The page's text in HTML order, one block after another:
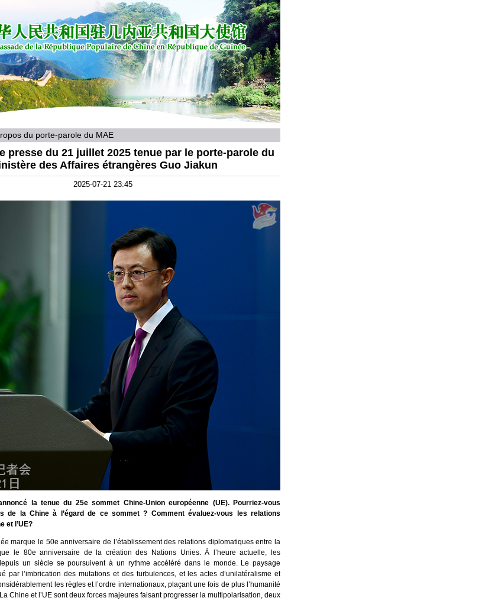
du porte-parole du MAE
presse du 21 juillet 2025 tenue par le porte-parole du
des Affaires étrangères Guo Jiakun
2025-07-21 23:45
la tenue du 25e sommet Chine-Union européenne (UE). Pourriez-vous
de la Chine à l’égard de ce sommet ? Comment évaluez-vous les relations
et l’UE?
marque le 50e anniversaire de l’établissement des relations diplomatiques entre la
le 80e anniversaire de la création des Nations Unies. À l’heure actuelle, les
un siècle se poursuivent à un rythme accéléré dans le monde. Le paysage
par l’imbrication des mutations et des turbulences, et les actes d’unilatéralisme et
les règles et l’ordre internationaux, plaçant une fois de plus l’humanité
Chine et l’UE sont deux forces majeures faisant progresser la multipolarisation, deux